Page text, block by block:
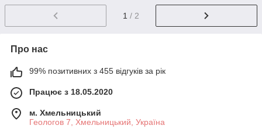
1 / 2
Про нас
99% позитивних з 455 відгуків за рік
Працює з 18.05.2020
м. Хмельницький
Геологов 7, Хмельницький, Україна